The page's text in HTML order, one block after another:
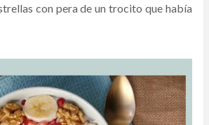
con pera de un trocito que había